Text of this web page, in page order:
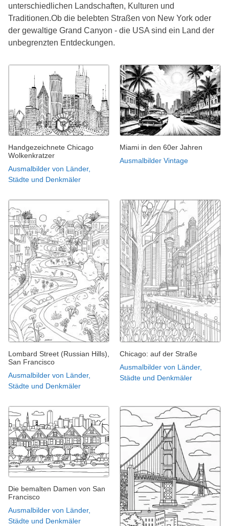
unterschiedlichen Landschaften, Kulturen und
Traditionen.Ob die belebten Straßen von New York oder
der gewaltige Grand Canyon - die USA sind ein Land der
unbegrenzten Entdeckungen.
Handgezeichnete Chicago
Wolkenkratzer
Ausmalbilder von Länder,
Städte und Denkmäler
Miami in den 60er Jahren
Ausmalbilder Vintage
Lombard Street (Russian Hills),
San Francisco
Ausmalbilder von Länder,
Städte und Denkmäler
Chicago: auf der Straße
Ausmalbilder von Länder,
Städte und Denkmäler
Die bemalten Damen von San
Francisco
Ausmalbilder von Länder,
Städte und Denkmäler